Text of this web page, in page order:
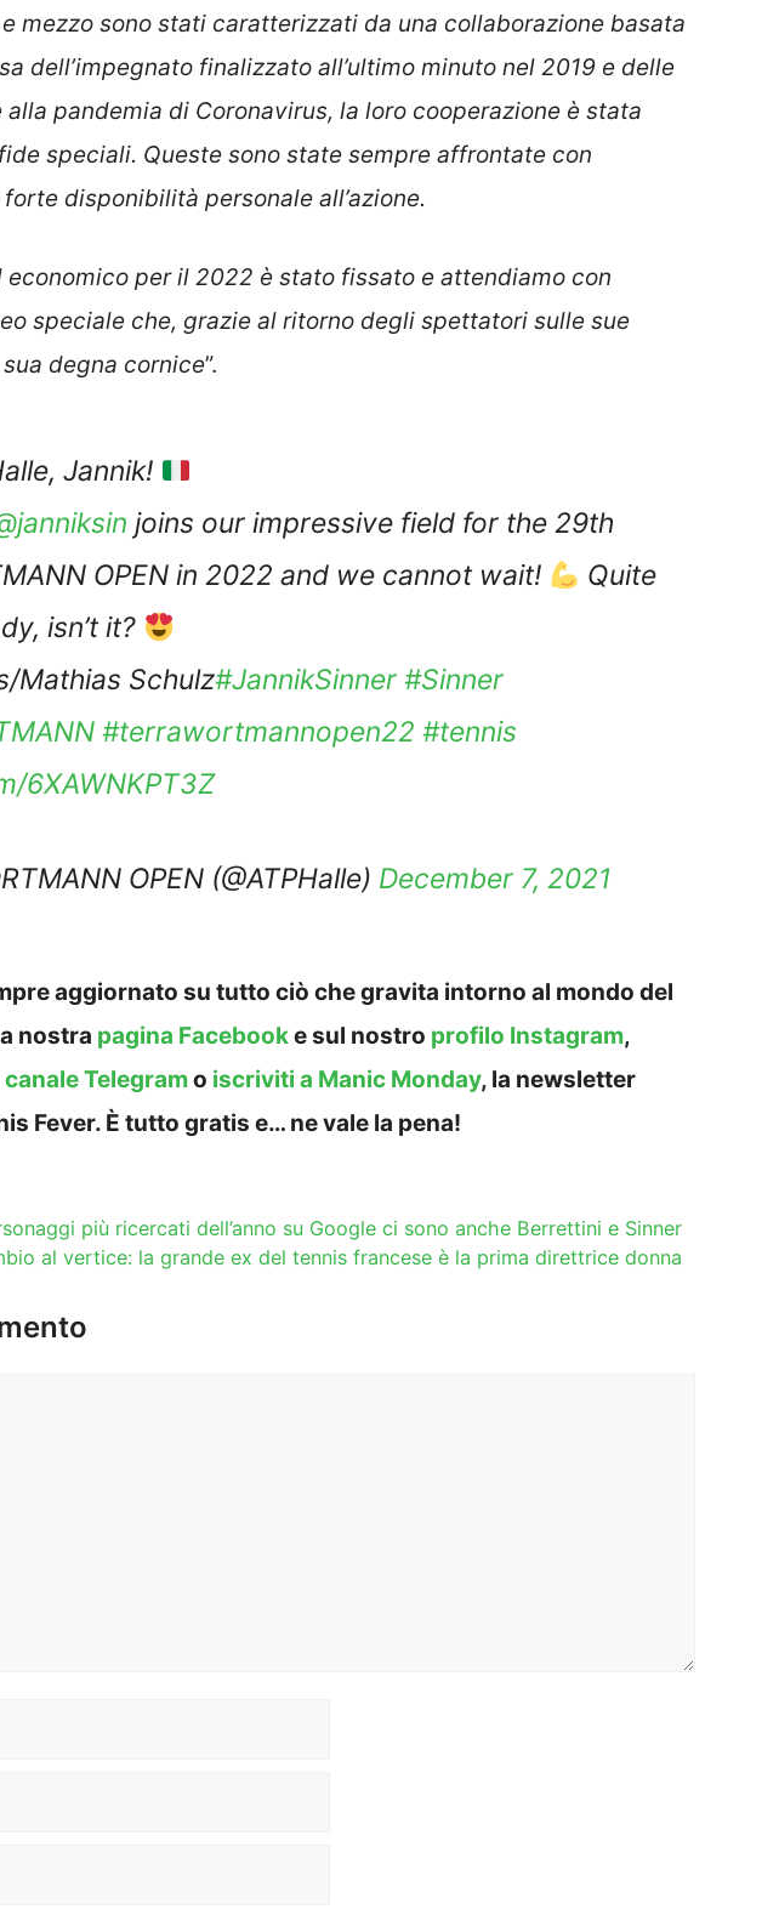
mezzo sono stati caratterizzati da una collaborazione basata
dell’impegnato finalizzato all’ultimo minuto nel 2019 e delle
pandemia di Coronavirus, la loro cooperazione è stata
speciali. Queste sono state sempre affrontate con
disponibilità personale all’azione.
per il 2022 è stato fissato e attendiamo con
speciale che, grazie al ritorno degli spettatori sulle sue
degna cornice”.
Jannik!
joins our impressive field for the 29th
OPEN in 2022 and we cannot wait!
Quite
isn’t it?
Mathias Schulz#JannikSinner #Sinner
#terrawortmannopen22 #tennis
6XAWNKPT3Z
OPEN (@ATPHalle) December 7, 2021
aggiornato su tutto ciò che gravita intorno al mondo del
nostra pagina Facebooke sul nostro profilo Instagram,
canale Telegramo iscriviti a Manic Monday, la newsletter
Fever. È tutto gratis e… ne vale la pena!
più ricercati dell’anno su Google ci sono anche Berrettini e Sinner
al vertice: la grande ex del tennis francese è la prima direttrice donna